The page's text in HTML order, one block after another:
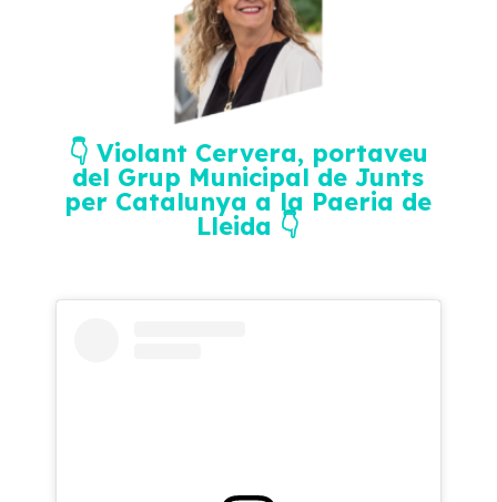
👇 Violant Cervera, portaveu
del Grup Municipal de Junts
per Catalunya a la Paeria de
Lleida 👇